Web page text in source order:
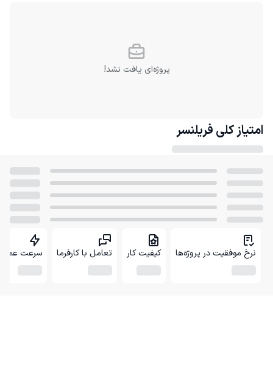
پروژه‌ای یافت نشد!
امتیاز کلی فریلنسر
نرخ موفقیت در پروژه‌ها کیفیت کار تعامل با کارفرما سرعت عمل